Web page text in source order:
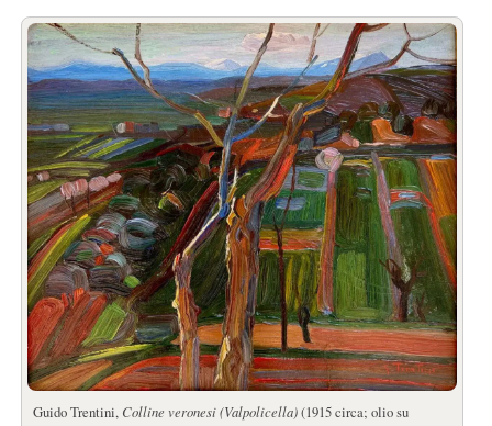
Guido Trentini, Colline veronesi (Valpolicella)(1915 circa; olio su